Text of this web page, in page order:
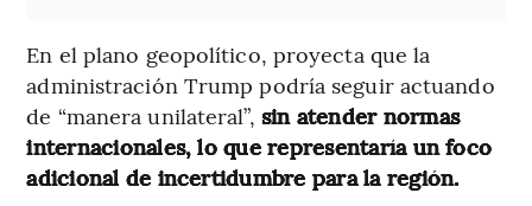
En el plano geopolítico, proyecta que la
administración Trump podría seguir actuando
de “manera unilateral”, sin atender normas
internacionales, lo que representaría un foco
adicional de incertidumbre para la región.